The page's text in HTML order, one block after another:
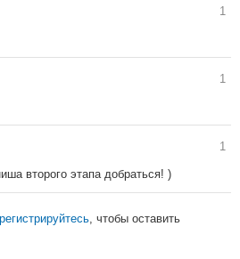
1
1
1
второго этапа добраться! )
, чтобы оставить